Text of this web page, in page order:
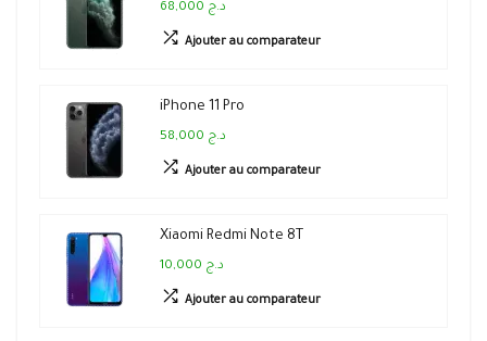
68,000 د.ج
Ajouter au comparateur
iPhone 11 Pro
58,000 د.ج
Ajouter au comparateur
Xiaomi Redmi Note 8T
10,000 د.ج
Ajouter au comparateur